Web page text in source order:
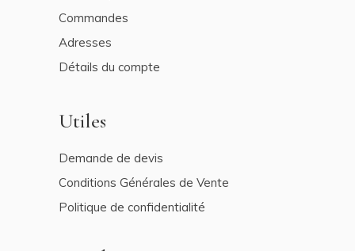
Commandes
Adresses
Détails du compte
Utiles
Demande de devis
Conditions Générales de Vente
Politique de confidentialité